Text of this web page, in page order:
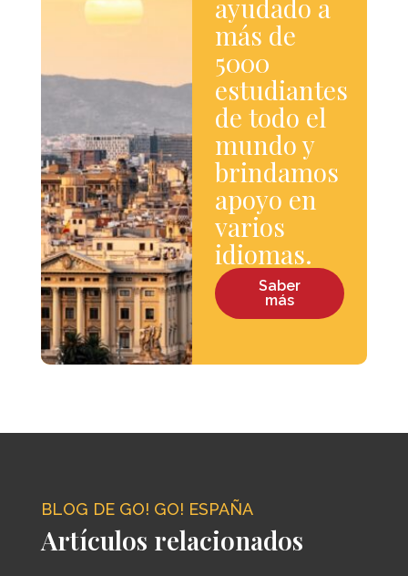
ayudado a
más de
5000
estudiantes
de todo el
mundo y
brindamos
apoyo en
varios
idiomas.
Saber
más
BLOG DE GO! GO! ESPAÑA
Artículos relacionados